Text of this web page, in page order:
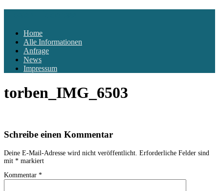
Home
Alle Informationen
Anfrage
News
Impressum
torben_IMG_6503
Schreibe einen Kommentar
Deine E-Mail-Adresse wird nicht veröffentlicht. Erforderliche Felder sind
mit * markiert
Kommentar *